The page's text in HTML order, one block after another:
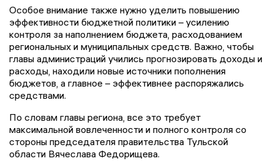
Особое внимание также нужно уделить повышению
эффективности бюджетной политики – усилению
контроля за наполнением бюджета, расходованием
региональных и муниципальных средств. Важно, чтобы
главы администраций учились прогнозировать доходы и
расходы, находили новые источники пополнения
бюджетов, а главное – эффективнее распоряжались
средствами.
По словам главы региона, все это требует
максимальной вовлеченности и полного контроля со
стороны председателя правительства Тульской
области Вячеслава Федорищева.